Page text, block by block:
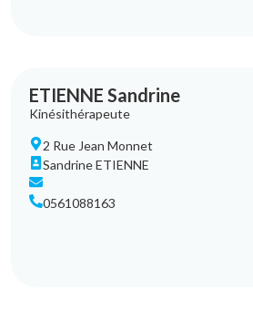
ETIENNE Sandrine
Kinésithérapeute
2 Rue Jean Monnet
Sandrine ETIENNE
0561088163